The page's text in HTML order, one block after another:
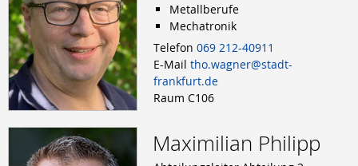
Metallberufe
Mechatronik
Telefon 069 212-40911
E-Mail tho.wagner@stadt-
frankfurt.de
Raum C106
Maximilian Philipp